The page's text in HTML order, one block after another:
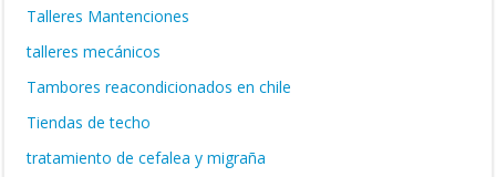
Talleres Mantenciones
talleres mecánicos
Tambores reacondicionados en chile
Tiendas de techo
tratamiento de cefalea y migraña